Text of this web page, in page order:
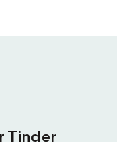
Tinder